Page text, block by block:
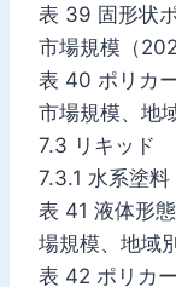
表 39 固形状
市場規模（
表 40 ポリカ
市場規模、地
7.3 リキッド
7.3.1 水系塗
表 41 液体形
場規模、地域
表 42 ポリカ